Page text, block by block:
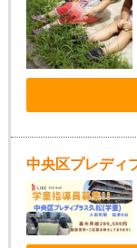
中央区プレディ